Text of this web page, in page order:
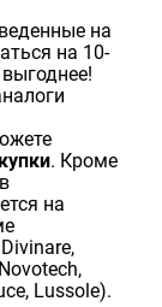
на
на 10-
. Кроме
на
Lussole).